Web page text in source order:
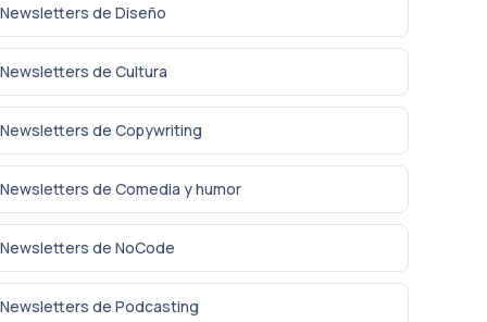
Newsletters de Diseño
Newsletters de Cultura
Newsletters de Copywriting
Newsletters de Comedia y humor
Newsletters de NoCode
Newsletters de Podcasting